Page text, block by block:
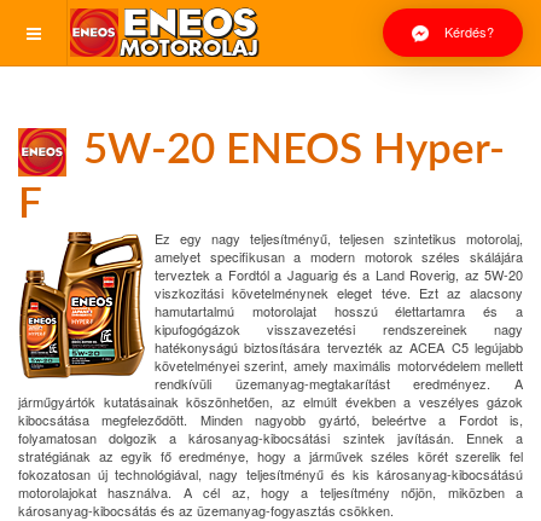
Kérdés?
5W-20 ENEOS Hyper-
F
Ez egy nagy teljesítményű, teljesen szintetikus motorolaj,
amelyet specifikusan a modern motorok széles skálájára
terveztek a Fordtól a Jaguarig és a Land Roverig, az 5W-20
viszkozitási követelménynek eleget téve. Ezt az alacsony
hamutartalmú motorolajat hosszú élettartamra és a
kipufogógázok visszavezetési rendszereinek nagy
hatékonyságú biztosítására tervezték az ACEA C5 legújabb
követelményei szerint, amely maximális motorvédelem mellett
rendkívüli üzemanyag-megtakarítást eredményez. A
járműgyártók kutatásainak köszönhetően, az elmúlt években a veszélyes gázok
kibocsátása megfeleződött. Minden nagyobb gyártó, beleértve a Fordot is,
folyamatosan dolgozik a károsanyag-kibocsátási szintek javításán. Ennek a
stratégiának az egyik fő eredménye, hogy a járművek széles körét szerelik fel
fokozatosan új technológiával, nagy teljesítményű és kis károsanyag-kibocsátású
motorolajokat használva. A cél az, hogy a teljesítmény nőjön, miközben a
károsanyag-kibocsátás és az üzemanyag-fogyasztás csökken.